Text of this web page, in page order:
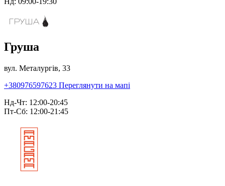
Груша
вул. Металургів, 33
+380976597623 Переглянути на мапі
Нд-Чт: 12:00-20:45
Пт-Сб: 12:00-21:45